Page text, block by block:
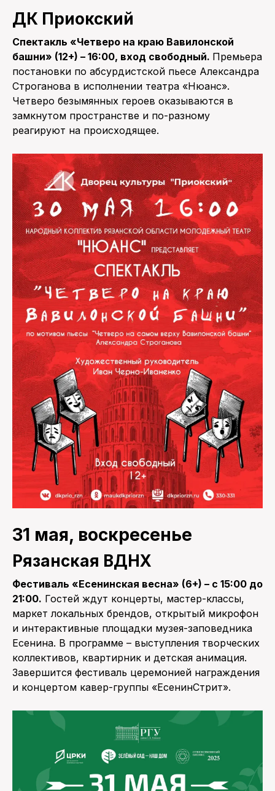
ДК Приокский
Спектакль «Четверо на краю Вавилонской
башни» (12+) – 16:00, вход свободный. Премьера
постановки по абсурдистской пьесе Александра
Строганова в исполнении театра «Нюанс».
Четверо безымянных героев оказываются в
замкнутом пространстве и по-разному
реагируют на происходящее.
31 мая, воскресенье
Рязанская ВДНХ
Фестиваль «Есенинская весна» (6+) – с 15:00 до
21:00. Гостей ждут концерты, мастер-классы,
маркет локальных брендов, открытый микрофон
и интерактивные площадки музея-заповедника
Есенина. В программе – выступления творческих
коллективов, квартирник и детская анимация.
Завершится фестиваль церемонией награждения
и концертом кавер-группы «ЕсенинСтрит».